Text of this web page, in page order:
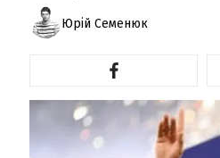
Юрій Семенюк